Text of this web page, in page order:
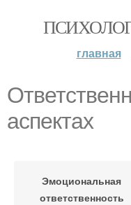
главная
аспектах
Эмоциональная
ответственность